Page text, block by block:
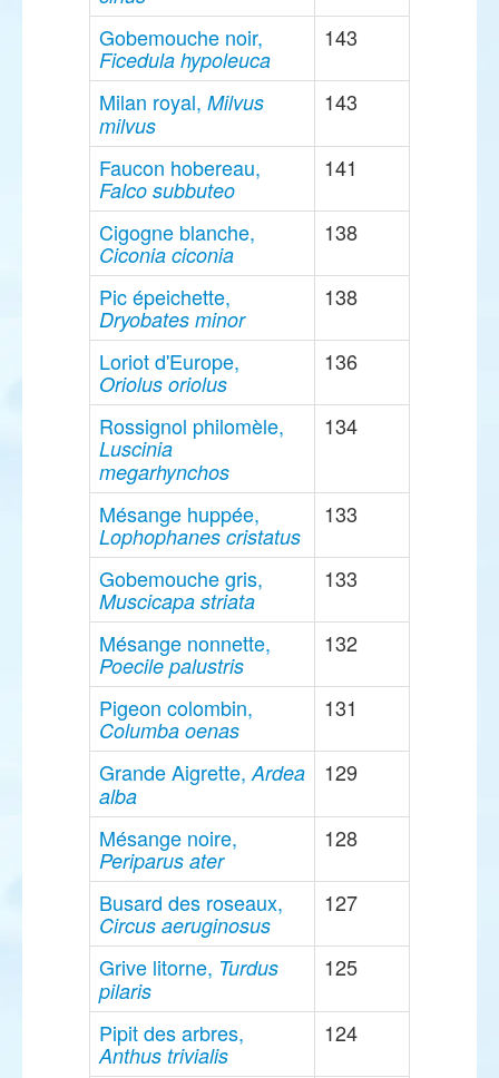
Gobemouche noir,
Ficedula hypoleuca
143
Milan royal, Milvus
milvus
143
Faucon hobereau,
Falco subbuteo
141
Cigogne blanche,
Ciconia ciconia
138
Pic épeichette,
Dryobates minor
138
Loriot d'Europe,
Oriolus oriolus
136
Rossignol philomèle,
Luscinia
megarhynchos
134
Mésange huppée,
Lophophanes cristatus
133
Gobemouche gris,
Muscicapa striata
133
Mésange nonnette,
Poecile palustris
132
Pigeon colombin,
Columba oenas
131
Grande Aigrette,Ardea
alba
129
Mésange noire,
Periparus ater
128
Busard des roseaux,
Circus aeruginosus
127
Grive litorne, Turdus
pilaris
125
Pipit des arbres,
Anthus trivialis
124